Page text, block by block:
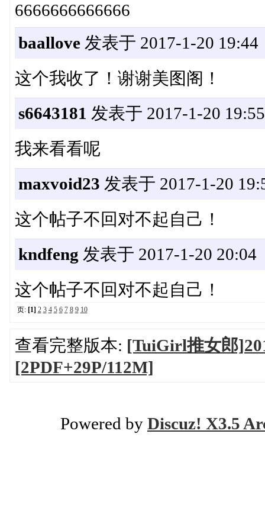
6666666666666
baallove发表于 2017-1-20 19:44
这个我收了！谢谢美图阁！
s6643181 发表于 2017-1-20 19:55
我来看看呢
maxvoid23 发表于 2017-1-20
这个帖子不回对不起自己！
kndfeng 发表于 2017-1-20 20:04
这个帖子不回对不起自己！
页: [1] 2 3 4 5 6 7 8 9 10
查看完整版本: [TuiGirl推女郎
[2PDF+29P/112M]
Powered by Discuz! X3.5